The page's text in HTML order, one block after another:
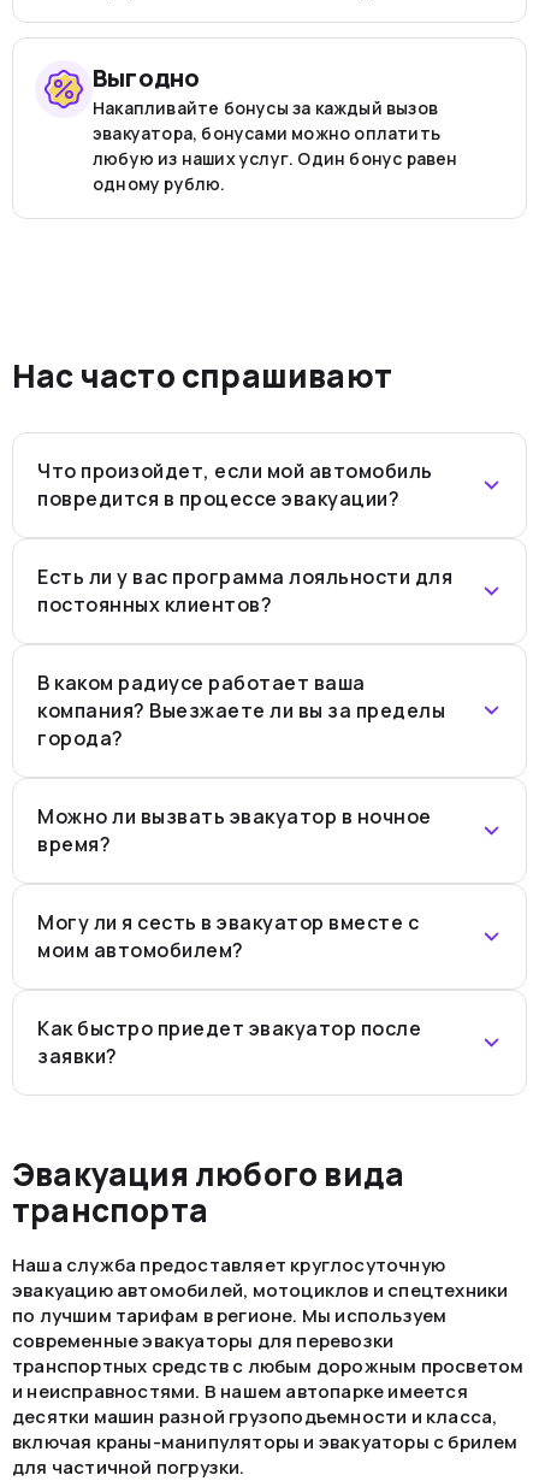
Выгодно
Накапливайте бонусы за каждый вызов
эвакуатора, бонусами можно оплатить
любую из наших услуг. Один бонус равен
одному рублю.
Нас часто спрашивают
Что произойдет, если мой автомобиль
повредится в процессе эвакуации?
Есть ли у вас программа лояльности для
постоянных клиентов?
В каком радиусе работает ваша
компания? Выезжаете ли вы за пределы
города?
Можно ли вызвать эвакуатор в ночное
время?
Могу ли я сесть в эвакуатор вместе с
моим автомобилем?
Как быстро приедет эвакуатор после
заявки?
Эвакуация любого вида
транспорта
Наша служба предоставляет круглосуточную
эвакуацию автомобилей, мотоциклов и спецтехники
по лучшим тарифам в регионе. Мы используем
современные эвакуаторы для перевозки
транспортных средств с любым дорожным просветом
и неисправностями. В нашем автопарке имеется
десятки машин разной грузоподъемности и класса,
включая краны-манипуляторы и эвакуаторы с брилем
для частичной погрузки.